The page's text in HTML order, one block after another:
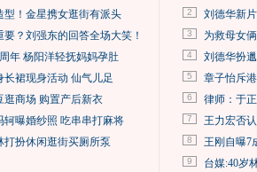
型！金星携女逛街有派头
？刘强东的回答全场大笑！
年 杨阳洋轻抚妈妈孕肚
裙现身活动 仙气儿足
逛商场 购置产后新衣
轲曝婚纱照 吃串串打麻将
打扮休闲逛街买厕所泵
2 刘德华新
3 为救母女
4 刘德华扮
5 章子怡斥
6 律师：于
7 王力宏否
8 王刚自曝7
9 台媒:40岁